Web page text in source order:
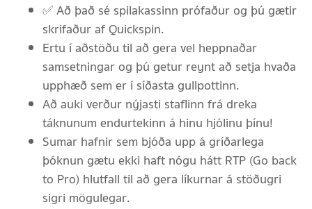
✅ Að það sé spilakassinn prófaður og þú gætir
skrifaður af Quickspin.
Ertu í aðstöðu til að gera vel heppnaðar
samsetningar og þú getur reynt að setja hvaða
upphæð sem er í síðasta gullpottinn.
Að auki verður nýjasti staflinn frá dreka
táknunum endurtekinn á hinu hjólinu þínu!
Sumar hafnir sem bjóða upp á gríðarlega
þóknun gætu ekki haft nógu hátt RTP (Go back
to Pro) hlutfall til að gera líkurnar á stöðugri
sigri mögulegar.